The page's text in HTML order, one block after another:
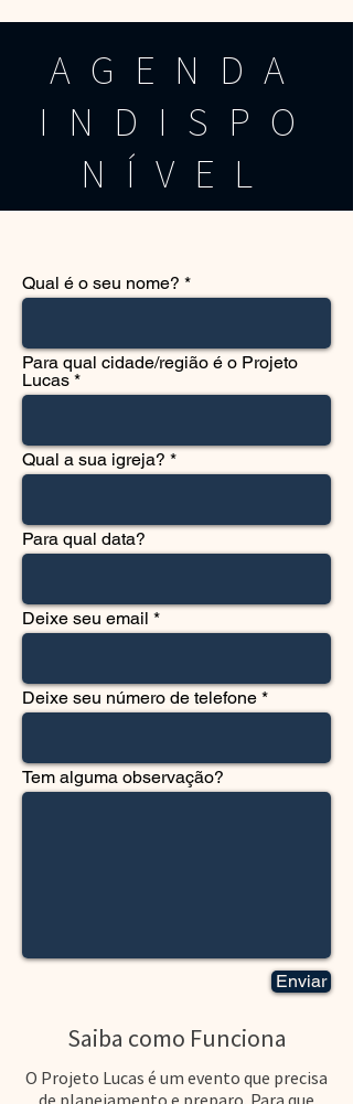
AGENDA
INDISPO
NÍVEL
Qual é o seu nome?
Para qual cidade/região é o Projeto
Lucas
Qual a sua igreja?
Para qual data?
Deixe seu email
Deixe seu número de telefone
Tem alguma observação?
Enviar
Saiba como Funciona
O Projeto Lucas é um evento que precisa
de planejamento e preparo. Para que